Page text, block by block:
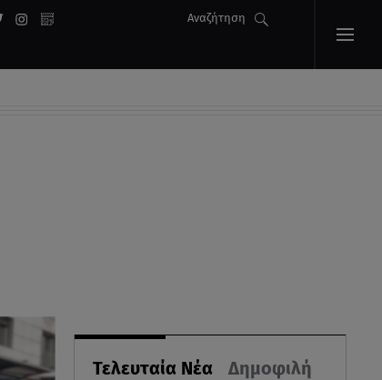
Αναζήτηση
Τελευταία Νέα Δημοφιλή